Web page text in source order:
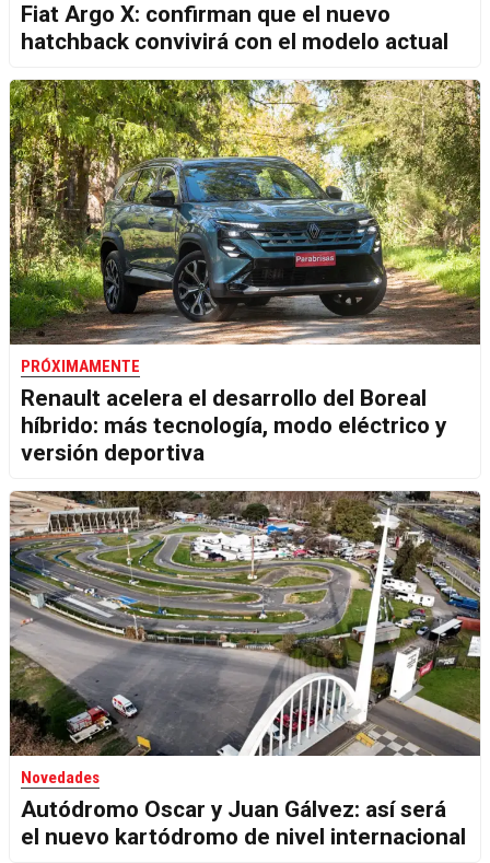
Fiat Argo X: confirman que el nuevo
hatchback convivirá con el modelo actual
PRÓXIMAMENTE
Renault acelera el desarrollo del Boreal
híbrido: más tecnología, modo eléctrico y
versión deportiva
Novedades
Autódromo Oscar y Juan Gálvez: así será
el nuevo kartódromo de nivel internacional